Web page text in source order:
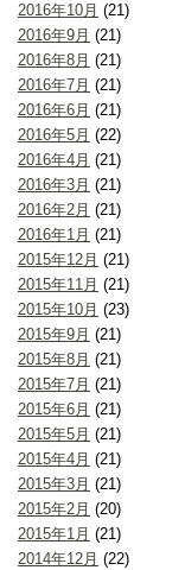
2016年10月 (21)
2016年9月 (21)
2016年8月 (21)
2016年7月 (21)
2016年6月 (21)
2016年5月 (22)
2016年4月 (21)
2016年3月 (21)
2016年2月 (21)
2016年1月 (21)
2015年12月 (21)
2015年11月 (21)
2015年10月 (23)
2015年9月 (21)
2015年8月 (21)
2015年7月 (21)
2015年6月 (21)
2015年5月 (21)
2015年4月 (21)
2015年3月 (21)
2015年2月 (20)
2015年1月 (21)
2014年12月 (22)